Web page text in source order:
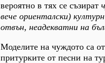
вероятно в тях се съзират
вече ориенталски)
отвън, неадекватни на
Моделите на чуждото са
притурките от песни на